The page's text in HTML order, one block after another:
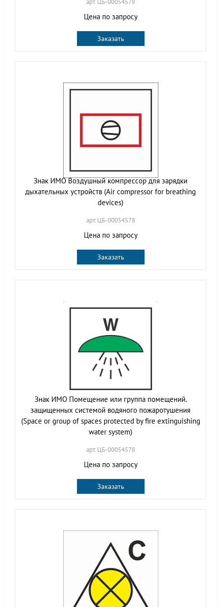
Цена по запросу
Заказать
Знак ИМО Воздушный компрессор для зарядки
дыхательных устройств (Air compressor for breathing
devices)
арт. ЦБ-00054578
Цена по запросу
Заказать
Знак ИМО Помещение или группа помещений.
защищенных системой водяного пожаротушения
(Space or group of spaces protected by fire extinguishing
water system)
арт. ЦБ-00054578
Цена по запросу
Заказать